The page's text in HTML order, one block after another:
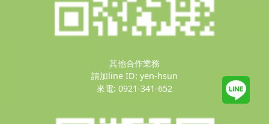
其他合作業務
請加line ID: yen-hsun
來電: 0921-341-652